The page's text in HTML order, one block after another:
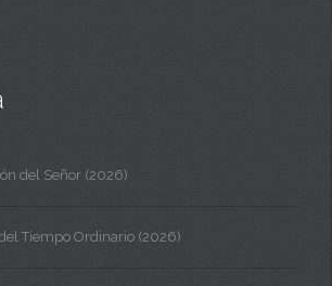
del Señor (2026)
Tiempo Ordinario (2026)